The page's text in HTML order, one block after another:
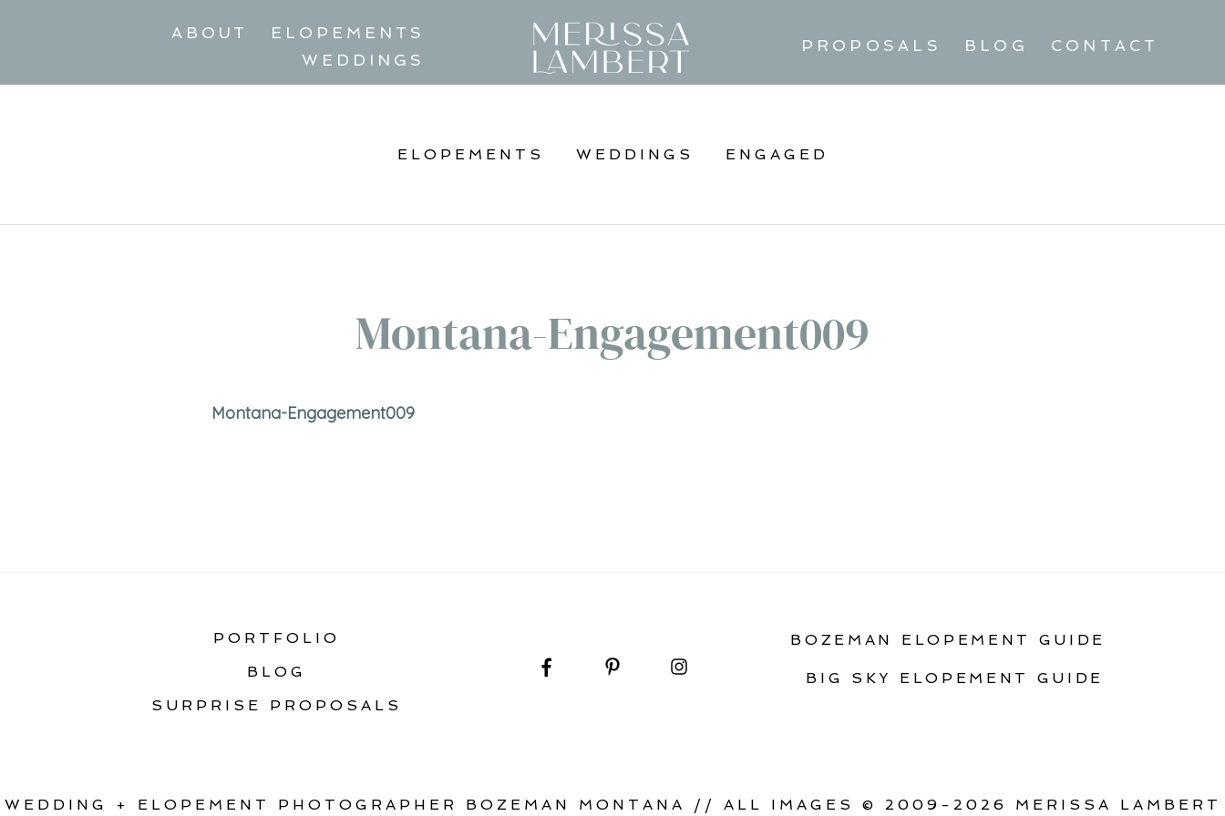
ABOUT
ELOPEMENTS
WEDDINGS
PROPOSALS BLOG CONTACT
ELOPEMENTS WEDDINGS ENGAGED
Montana-Engagement009
Montana-Engagement009
PORTFOLIO
BLOG
SURPRISE PROPOSALS
BOZEMAN ELOPEMENT GUIDE
BIG SKY ELOPEMENT GUIDE
WEDDING + ELOPEMENT PHOTOGRAPHER BOZEMAN MONTANA // ALL IMAGES © 2009-2026 MERISSA LAMBERT